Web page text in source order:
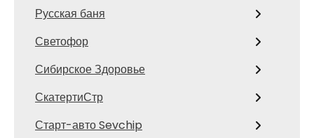
Русская баня
Светофор
Сибирское Здоровье
СкатертиСтр
Старт-авто Sevchip